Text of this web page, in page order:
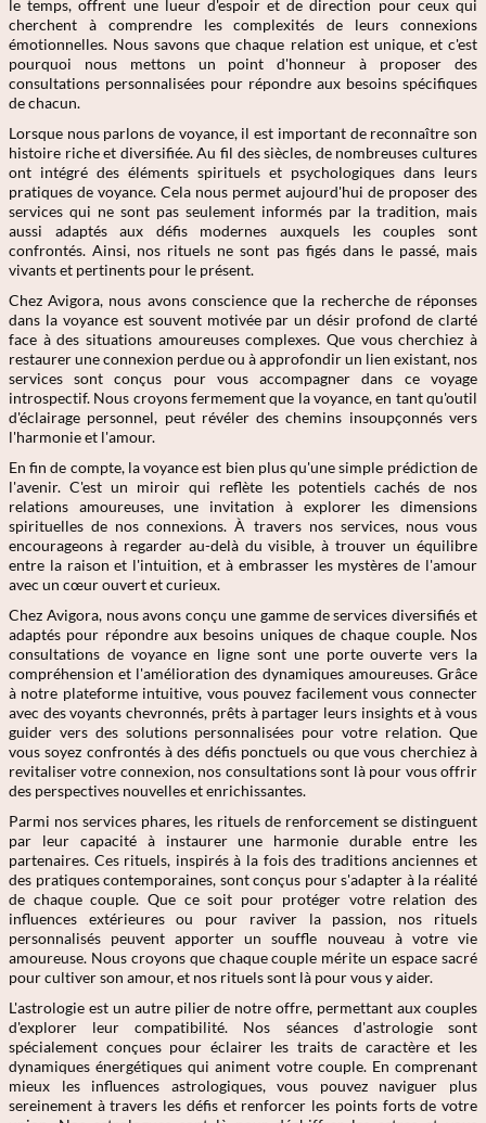
le temps, offrent une lueur d'espoir et de direction pour ceux qui
cherchent à comprendre les complexités de leurs connexions
émotionnelles. Nous savons que chaque relation est unique, et c'est
pourquoi nous mettons un point d'honneur à proposer des
consultations personnalisées pour répondre aux besoins spécifiques
de chacun.
Lorsque nous parlons de voyance, il est important de reconnaître son
histoire riche et diversifiée. Au fil des siècles, de nombreuses cultures
ont intégré des éléments spirituels et psychologiques dans leurs
pratiques de voyance. Cela nous permet aujourd'hui de proposer des
services qui ne sont pas seulement informés par la tradition, mais
aussi adaptés aux défis modernes auxquels les couples sont
confrontés. Ainsi, nos rituels ne sont pas figés dans le passé, mais
vivants et pertinents pour le présent.
Chez Avigora, nous avons conscience que la recherche de réponses
dans la voyance est souvent motivée par un désir profond de clarté
face à des situations amoureuses complexes. Que vous cherchiez à
restaurer une connexion perdue ou à approfondir un lien existant, nos
services sont conçus pour vous accompagner dans ce voyage
introspectif. Nous croyons fermement que la voyance, en tant qu'outil
d'éclairage personnel, peut révéler des chemins insoupçonnés vers
l'harmonie et l'amour.
En fin de compte, la voyance est bien plus qu'une simple prédiction de
l'avenir. C'est un miroir qui reflète les potentiels cachés de nos
relations amoureuses, une invitation à explorer les dimensions
spirituelles de nos connexions. À travers nos services, nous vous
encourageons à regarder au-delà du visible, à trouver un équilibre
entre la raison et l'intuition, et à embrasser les mystères de l'amour
avec un cœur ouvert et curieux.
Chez Avigora, nous avons conçu une gamme de services diversifiés et
adaptés pour répondre aux besoins uniques de chaque couple. Nos
consultations de voyance en ligne sont une porte ouverte vers la
compréhension et l'amélioration des dynamiques amoureuses. Grâce
à notre plateforme intuitive, vous pouvez facilement vous connecter
avec des voyants chevronnés, prêts à partager leurs insights et à vous
guider vers des solutions personnalisées pour votre relation. Que
vous soyez confrontés à des défis ponctuels ou que vous cherchiez à
revitaliser votre connexion, nos consultations sont là pour vous offrir
des perspectives nouvelles et enrichissantes.
Parmi nos services phares, les rituels de renforcement se distinguent
par leur capacité à instaurer une harmonie durable entre les
partenaires. Ces rituels, inspirés à la fois des traditions anciennes et
des pratiques contemporaines, sont conçus pour s'adapter à la réalité
de chaque couple. Que ce soit pour protéger votre relation des
influences extérieures ou pour raviver la passion, nos rituels
personnalisés peuvent apporter un souffle nouveau à votre vie
amoureuse. Nous croyons que chaque couple mérite un espace sacré
pour cultiver son amour, et nos rituels sont là pour vous y aider.
L'astrologie est un autre pilier de notre offre, permettant aux couples
d'explorer leur compatibilité. Nos séances d'astrologie sont
spécialement conçues pour éclairer les traits de caractère et les
dynamiques énergétiques qui animent votre couple. En comprenant
mieux les influences astrologiques, vous pouvez naviguer plus
sereinement à travers les défis et renforcer les points forts de votre